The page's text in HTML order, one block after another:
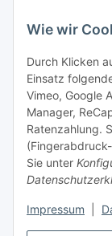
Wie wir
Durch Klicken
Einsatz
Vimeo, Google
Manager,
Ratenzahlung.
Sie unter
Impressum
Informationen
Gesetzliche